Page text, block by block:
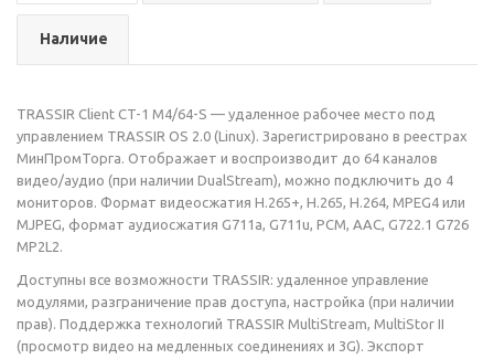
Наличие
TRASSIR Client CT-1 М4/64-S — удаленное рабочее место под
управлением TRASSIR OS 2.0 (Linux). Зарегистрировано в реестрах
МинПромТорга. Отображает и воспроизводит до 64 каналов
видео/аудио (при наличии DualStream), можно подключить до 4
мониторов. Формат видеосжатия Н.265+, Н.265, Н.264, MPEG4 или
MJPEG, формат аудиосжатия G711a, G711u, PCM, AAC, G722.1 G726
MP2L2.
Доступны все возможности TRASSIR: удаленное управление
модулями, разграничение прав доступа, настройка (при наличии
прав). Поддержка технологий TRASSIR MultiStream, MultiStor II
(просмотр видео на медленных соединениях и 3G). Экспорт